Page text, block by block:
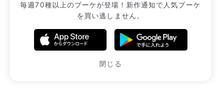
毎週70種以上のブーケが登場！新作通知で人気ブーケ
を買い逃しません。
閉じる
販売中のブーケ一覧へ